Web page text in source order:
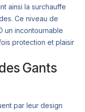
ainsi la surchauffe
Ce niveau de
un incontournable
protection et plaisir
Gants
par leur design